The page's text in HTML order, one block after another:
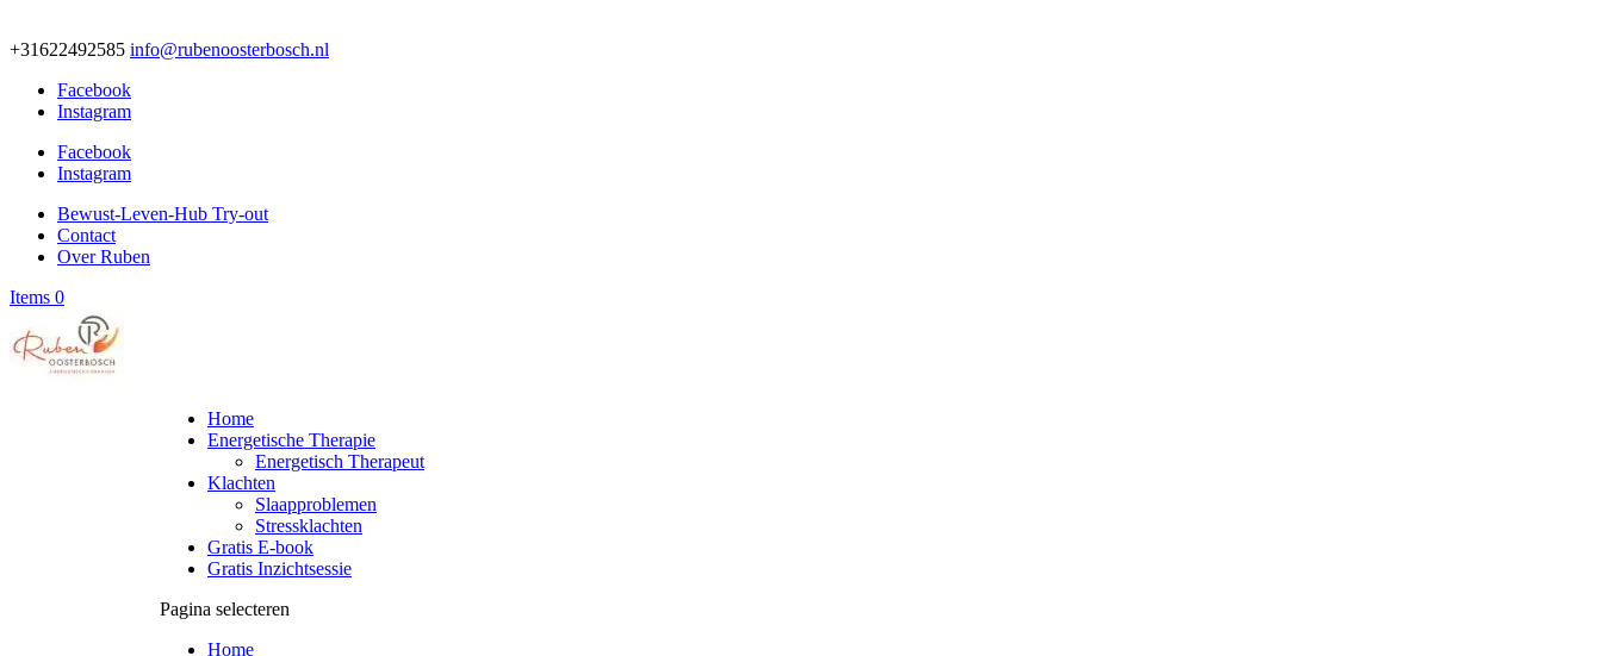
+31622492585 info@rubenoosterbosch.nl
Facebook
Instagram
Facebook
Instagram
Bewust-Leven-Hub Try-out
Contact
Over Ruben
Items 0
Home
Energetische Therapie
Energetisch Therapeut
Klachten
Slaapproblemen
Stressklachten
Gratis E-book
Gratis Inzichtsessie
Pagina selecteren
Home